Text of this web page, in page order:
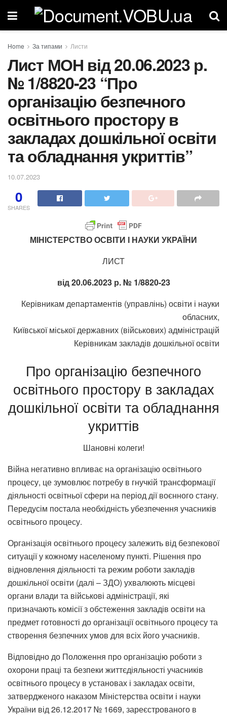
Home За типами Листи
Лист МОН від 20.06.2023 р.
№ 1/8820-23 “Про
організацію безпечного
освітнього простору в
закладах дошкільної освіти
та обладнання укриттів”
10.07.2023
0
SHARES
МІНІСТЕРСТВО ОСВІТИ І НАУКИ УКРАЇНИ
ЛИСТ
від 20.06.2023 р. № 1/8820-23
Керівникам департаментів (управлінь) освіти і науки
обласних,
Київської міської державних (військових) адміністрацій
Керівникам закладів дошкільної освіти
Про організацію безпечного
освітнього простору в закладах
дошкільної освіти та обладнання
укриттів
Шановні колеги!
Війна негативно впливає на організацію освітнього
процесу, це зумовлює потребу в гнучкій трансформації
діяльності освітньої сфери на період дії воєнного стану.
Передусім постала необхідність убезпечення учасників
освітнього процесу.
Організація освітнього процесу залежить від безпекової
ситуації у кожному населеному пункті. Рішення про
відновлення діяльності та режим роботи закладів
дошкільної освіти (далі – ЗДО) ухвалюють місцеві
органи влади та військові адміністрації, які
призначають комісії з обстеження закладів освіти на
предмет готовності до організації освітнього процесу та
створення безпечних умов для всіх його учасників.
Відповідно до Положення про організацію роботи з
охорони праці та безпеки життєдіяльності учасників
освітнього процесу в установах і закладах освіти,
затвердженого наказом Міністерства освіти і науки
України від 26.12.2017 № 1669, зареєстрованого в